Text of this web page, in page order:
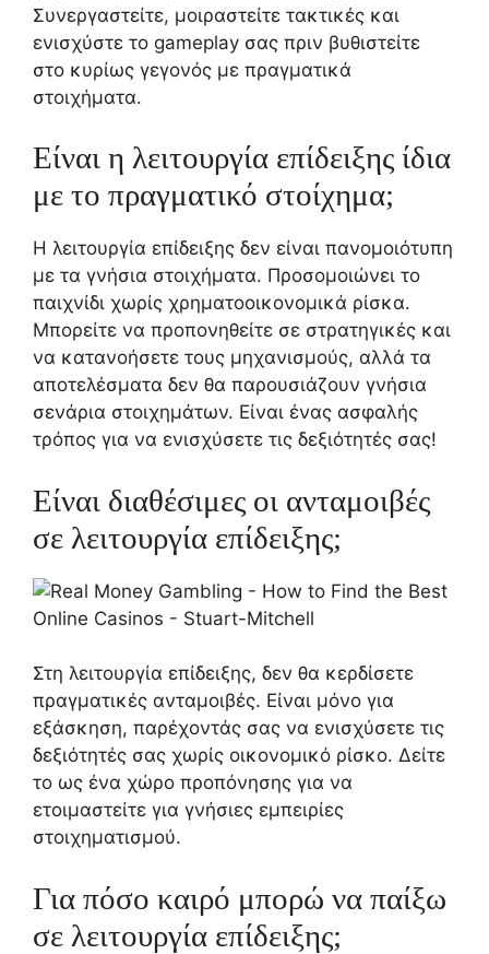
Συνεργαστείτε, μοιραστείτε τακτικές και
ενισχύστε το gameplay σας πριν βυθιστείτε
στο κυρίως γεγονός με πραγματικά
στοιχήματα.
Είναι η λειτουργία επίδειξης ίδια
με το πραγματικό στοίχημα;
Η λειτουργία επίδειξης δεν είναι πανομοιότυπη
με τα γνήσια στοιχήματα. Προσομοιώνει το
παιχνίδι χωρίς χρηματοοικονομικά ρίσκα.
Μπορείτε να προπονηθείτε σε στρατηγικές και
να κατανοήσετε τους μηχανισμούς, αλλά τα
αποτελέσματα δεν θα παρουσιάζουν γνήσια
σενάρια στοιχημάτων. Είναι ένας ασφαλής
τρόπος για να ενισχύσετε τις δεξιότητές σας!
Είναι διαθέσιμες οι ανταμοιβές
σε λειτουργία επίδειξης;
Στη λειτουργία επίδειξης, δεν θα κερδίσετε
πραγματικές ανταμοιβές. Είναι μόνο για
εξάσκηση, παρέχοντάς σας να ενισχύσετε τις
δεξιότητές σας χωρίς οικονομικό ρίσκο. Δείτε
το ως ένα χώρο προπόνησης για να
ετοιμαστείτε για γνήσιες εμπειρίες
στοιχηματισμού.
Για πόσο καιρό μπορώ να παίξω
σε λειτουργία επίδειξης;